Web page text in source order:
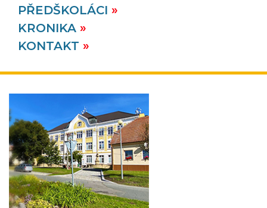
PŘEDŠKOLÁCI
KRONIKA
KONTAKT